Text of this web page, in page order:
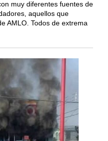
muy diferentes fuentes de
aquellos que
AMLO. Todos de extrema